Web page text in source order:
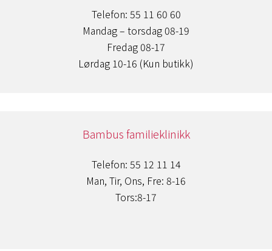
Telefon: 55 11 60 60
Mandag – torsdag 08-19
Fredag 08-17
Lørdag 10-16 (Kun butikk)
Bambus familieklinikk
Telefon: 55 12 11 14
Man, Tir, Ons, Fre: 8-16
Tors:8-17